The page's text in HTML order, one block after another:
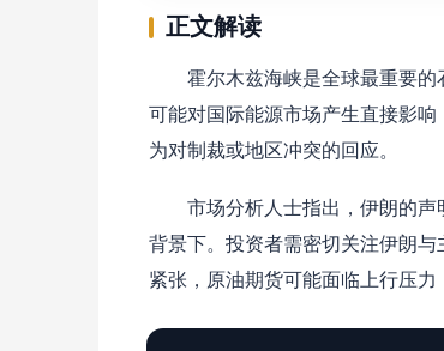
正文解读
霍尔木兹海峡是全球最重要
可能对国际能源市场产生直接影
为对制裁或地区冲突的回应。
市场分析人士指出，伊朗的
背景下。投资者需密切关注伊朗
紧张，原油期货可能面临上行压力